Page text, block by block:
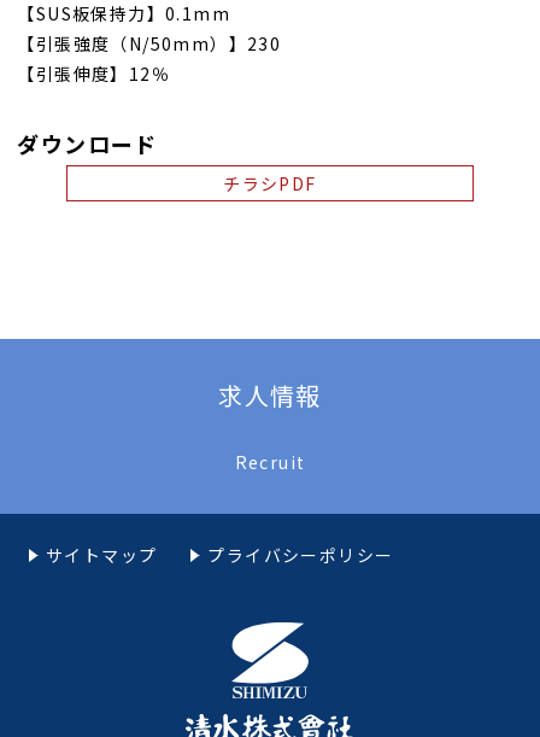
【SUS板保持力】0.1mm
【引張強度（N/50mm）】230
【引張伸度】12％
ダウンロード
チラシPDF
求人情報
Recruit
サイトマップ プライバシーポリシー